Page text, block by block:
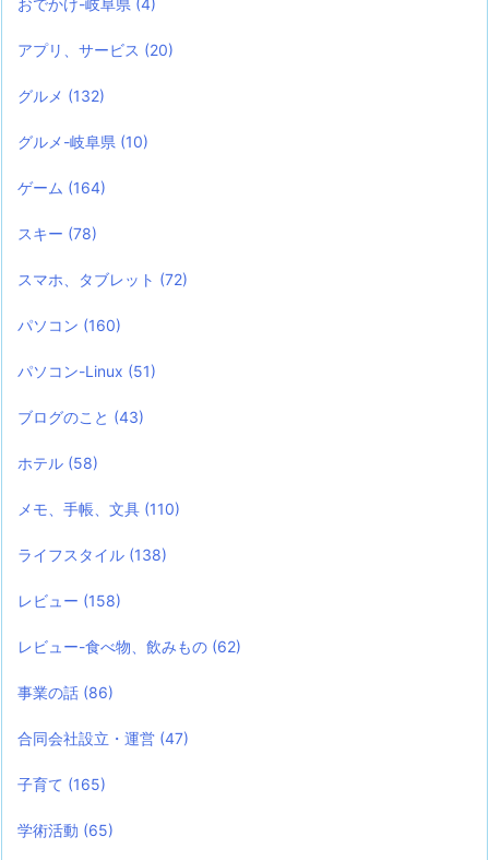
アプリ、サービス (20)
グルメ (132)
グルメ-岐阜県 (10)
ゲーム (164)
スキー (78)
スマホ、タブレット (72)
パソコン (160)
パソコン-Linux (51)
ブログのこと (43)
ホテル (58)
メモ、手帳、文具 (110)
ライフスタイル (138)
レビュー (158)
レビュー-食べ物、飲みもの (62)
事業の話 (86)
合同会社設立・運営 (47)
子育て (165)
学術活動 (65)